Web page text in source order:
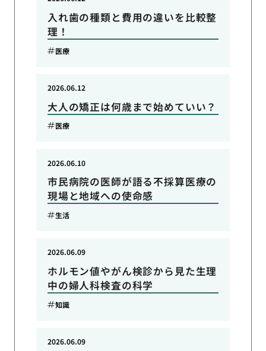
入れ歯の種類と費用の違いを比較整
理！
医療
大人の矯正は何歳まで始めていい？
2026.06.12
医療
市民病院の医師が語る不採算医療の
現場と地域への使命感
2026.06.10
生活
ホルモン値やがん検診から見た生理
中の婦人科検査の科学
2026.06.09
知識
2026.06.09